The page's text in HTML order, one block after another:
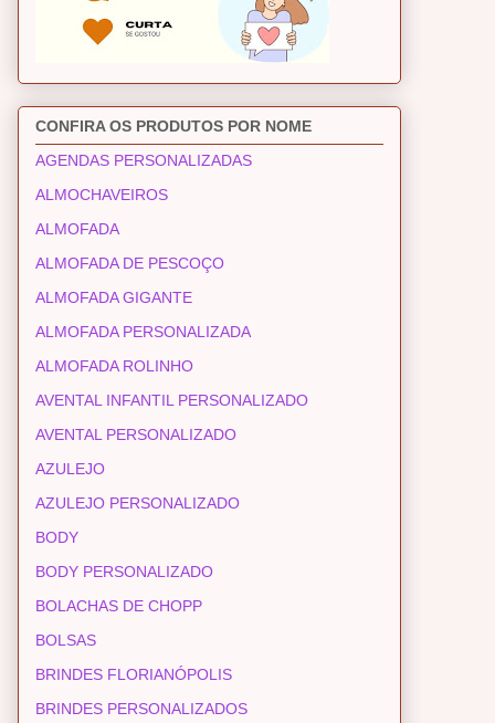
CONFIRA OS PRODUTOS POR NOME
AGENDAS PERSONALIZADAS
ALMOCHAVEIROS
ALMOFADA
ALMOFADA DE PESCOÇO
ALMOFADA GIGANTE
ALMOFADA PERSONALIZADA
ALMOFADA ROLINHO
AVENTAL INFANTIL PERSONALIZADO
AVENTAL PERSONALIZADO
AZULEJO
AZULEJO PERSONALIZADO
BODY
BODY PERSONALIZADO
BOLACHAS DE CHOPP
BOLSAS
BRINDES FLORIANÓPOLIS
BRINDES PERSONALIZADOS